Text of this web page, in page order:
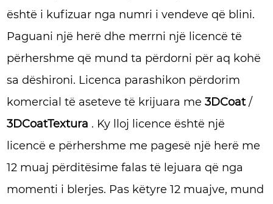
është i kufizuar nga numri i vendeve që blini.
Paguani një herë dhe merrni një licencë të
përhershme që mund ta përdorni për aq kohë
sa dëshironi. Licenca parashikon përdorim
komercial të aseteve të krijuara me3DCoat/
3DCoatTextura . Ky lloj licence është një
licencë e përhershme me pagesë një herë me
12 muaj përditësime falas të lejuara që nga
momenti i blerjes. Pas këtyre 12 muajve, mund